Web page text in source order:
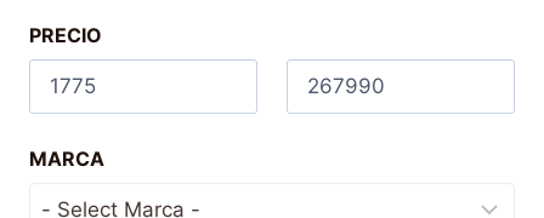
PRECIO
MARCA